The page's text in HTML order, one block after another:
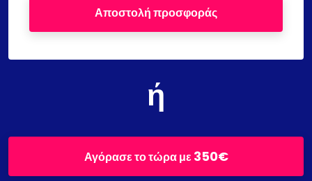
Αποστολή προσφοράς
ή
Αγόρασε το τώρα με350€